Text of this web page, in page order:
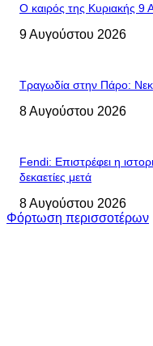
Ο καιρός της Κυριακής 9
9 Αυγούστου 2026
Τραγωδία στην Πάρο:
8 Αυγούστου 2026
Fendi: Επιστρέφει η
δεκαετίες μετά
8 Αυγούστου 2026
Φόρτωση περισσοτέρων